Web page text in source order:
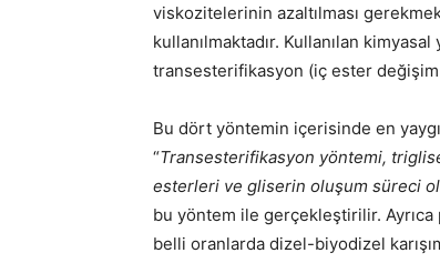
viskozitelerinin azaltılması
kullanılmaktadır. Kullanılan
transesterifikasyon (iç ester değişim
Bu dört yöntemin içerisinde en
“Transesterifikasyon yöntemi,
esterleri ve gliserin oluşum süreci
bu yöntem ile gerçekleştirilir.
belli oranlarda dizel-biyodizel